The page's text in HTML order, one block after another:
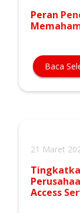
Peran
Baca
21 Maret
Access